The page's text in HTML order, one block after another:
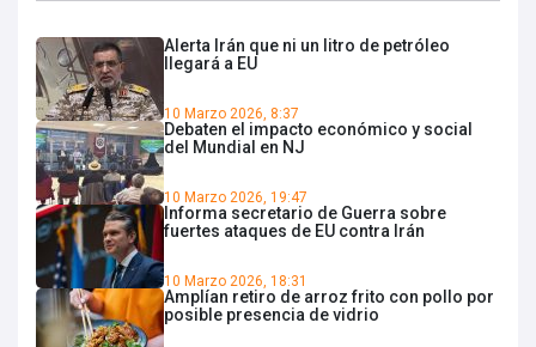
Alerta Irán que ni un litro de petróleo
llegará a EU
10 Marzo 2026, 8:37
Debaten el impacto económico y social
del Mundial en NJ
10 Marzo 2026, 19:47
Informa secretario de Guerra sobre
fuertes ataques de EU contra Irán
10 Marzo 2026, 18:31
Amplían retiro de arroz frito con pollo por
posible presencia de vidrio